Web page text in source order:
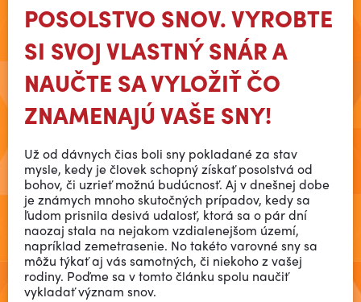
POSOLSTVO SNOV. VYROBTE
SI SVOJ VLASTNÝ SNÁR A
NAUČTE SA VYLOŽIŤ ČO
ZNAMENAJÚ VAŠE SNY!
Už od dávnych čias boli sny pokladané za stav
mysle, kedy je človek schopný získať posolstvá od
bohov, či uzrieť možnú budúcnosť. Aj v dnešnej dobe
je známych mnoho skutočných prípadov, kedy sa
ľudom prisnila desivá udalosť, ktorá sa o pár dní
naozaj stala na nejakom vzdialenejšom území,
napríklad zemetrasenie. No takéto varovné sny sa
môžu týkať aj vás samotných, či niekoho z vašej
rodiny. Poďme sa v tomto článku spolu naučiť
vykladať význam snov.